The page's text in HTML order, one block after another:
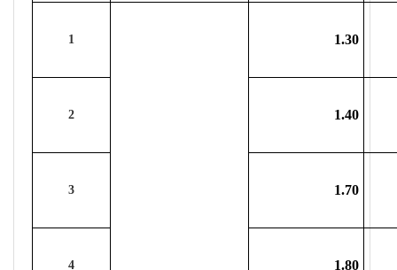
1 1.30
2 1.40
3 1.70
4 1.80